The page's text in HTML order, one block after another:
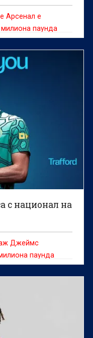
Арсенал е
паунда
с национал на
Джеймс
паунда